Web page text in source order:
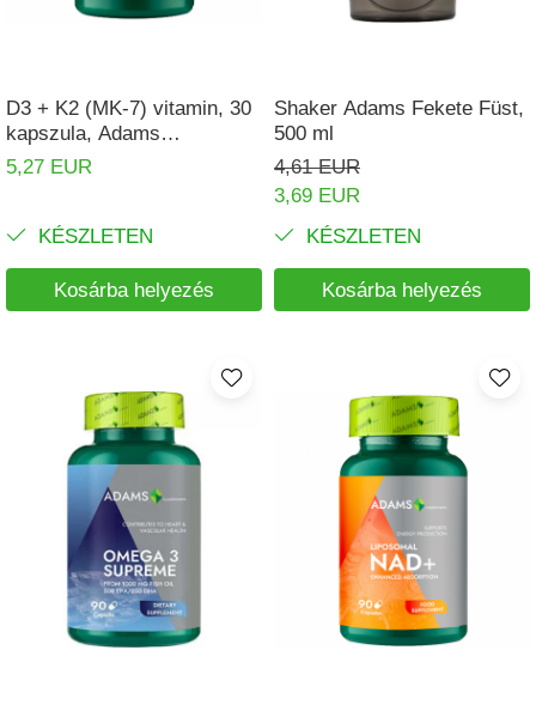
D3 + K2 (MK-7) vitamin, 30
kapszula, Adams
Supplements
5,27 EUR
KÉSZLETEN
Kosárba helyezés
Shaker Adams Fekete Füst,
500 ml
4,61 EUR
3,69 EUR
KÉSZLETEN
Kosárba helyezés